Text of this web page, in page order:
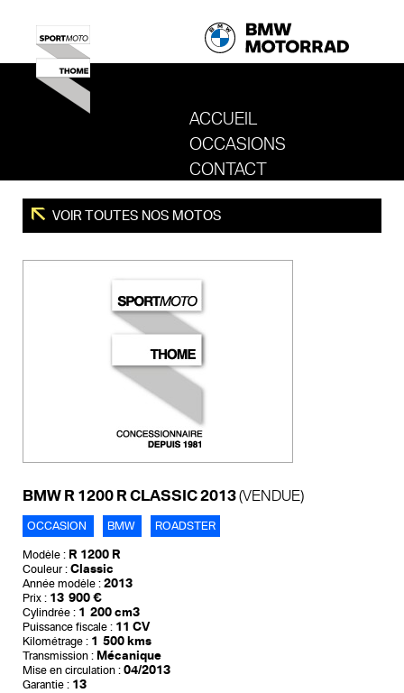
ACCUEIL
REVENIR AU SITE DE SPORT MOTO
OCCASIONS
CONTACT
VOIR TOUTES NOS MOTOS
BMW R 1200 R CLASSIC 2013(VENDUE)
OCCASION BMW ROADSTER
Modèle : R 1200 R
Couleur : Classic
Année modèle : 2013
Prix : 13 900 €
Cylindrée : 1 200 cm3
Puissance fiscale : 11 CV
Kilométrage : 1 500 kms
Transmission : Mécanique
Mise en circulation : 04/2013
Garantie : 13